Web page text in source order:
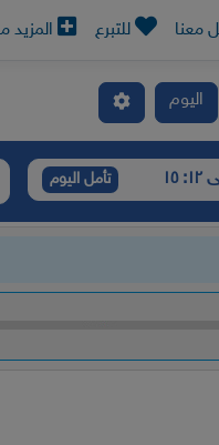
معنا للتبرع
اليوم
تأمل اليوم